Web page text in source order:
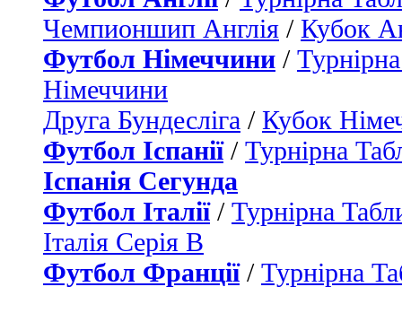
Чемпионшип Англія / Кубок
Футбол Німеччини /
Німеччини
Друга Бундесліга / Кубок
Футбол Іспанії/ Турнірна
Іспанія Сегунда
Футбол Італії/ Турнірна
Італія Серія B
Футбол Франції/ Турнірна